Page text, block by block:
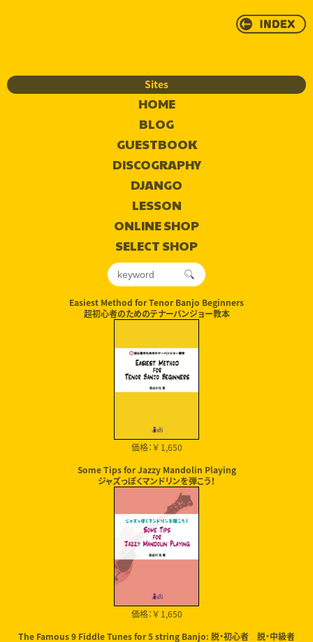
Sites
HOME
BLOG
GUESTBOOK
DISCOGRAPHY
DJANGO
LESSON
ONLINE SHOP
SELECT SHOP
Easiest Method for Tenor Banjo Beginners
超初心者のためのテナーバンジョー教本
価格：￥ 1,650
Some Tips for Jazzy Mandolin Playing
ジャズっぽくマンドリンを弾こう！
価格：￥ 1,650
The Famous 9 Fiddle Tunes for 5 string Banjo: 脱・初心者 脱・中級者